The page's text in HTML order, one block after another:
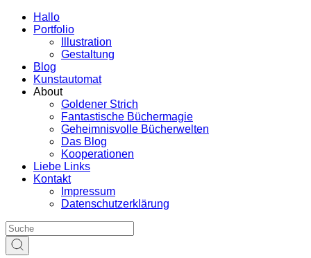
Hallo
Portfolio
Illustration
Gestaltung
Blog
Kunstautomat
About
Goldener Strich
Fantastische Büchermagie
Geheimnisvolle Bücherwelten
Das Blog
Kooperationen
Liebe Links
Kontakt
Impressum
Datenschutzerklärung